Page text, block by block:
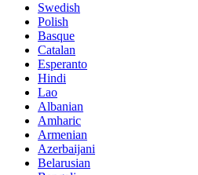
Swedish
Polish
Basque
Catalan
Esperanto
Hindi
Lao
Albanian
Amharic
Armenian
Azerbaijani
Belarusian